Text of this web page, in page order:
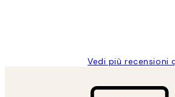
Vedi più recensioni